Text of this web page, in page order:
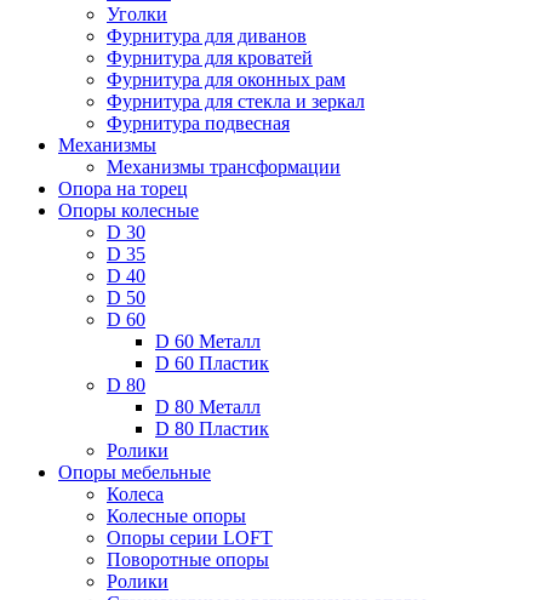
Уголки
Фурнитура для диванов
Фурнитура для кроватей
Фурнитура для оконных рам
Фурнитура для стекла и зеркал
Фурнитура подвесная
Механизмы
Механизмы трансформации
Опора на торец
Опоры колесные
D 30
D 35
D 40
D 50
D 60
D 60 Металл
D 60 Пластик
D 80
D 80 Металл
D 80 Пластик
Ролики
Опоры мебельные
Колеса
Колесные опоры
Опоры серии LOFT
Поворотные опоры
Ролики